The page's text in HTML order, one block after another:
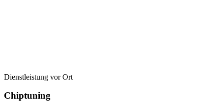
Dienstleistung vor Ort
Chiptuning